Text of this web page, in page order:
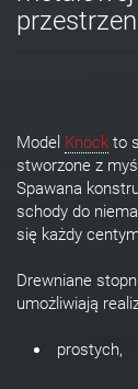
Model Knock to
stworzone z
Spawana
schody do
się każdy
Drewniane
umożliwiają
prostych,